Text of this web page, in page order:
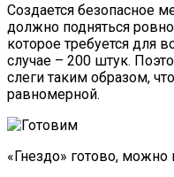
Создается безопасное
должно подняться
которое требуется для
случае – 200 штук.
слеги таким образом,
равномерной.
«Гнездо» готово, можно